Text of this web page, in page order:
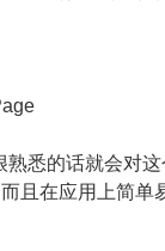
的话就会对这
且在应用上简单